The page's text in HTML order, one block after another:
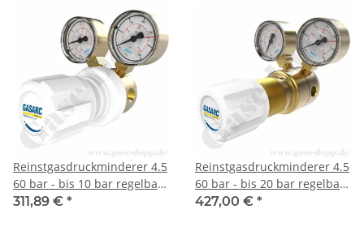
Reinstgasdruckminderer 4.5
60 bar - bis 10 bar regelbar
- 1-stufig - PTFE - Messing -
311,89 € *
Reinstgasdruckminderer 4.5
60 bar - bis 20 bar regelbar
- 1-stufig - EPDM - Messing -
427,00 € *